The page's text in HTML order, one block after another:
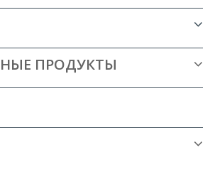
ПРОДУКТЫ